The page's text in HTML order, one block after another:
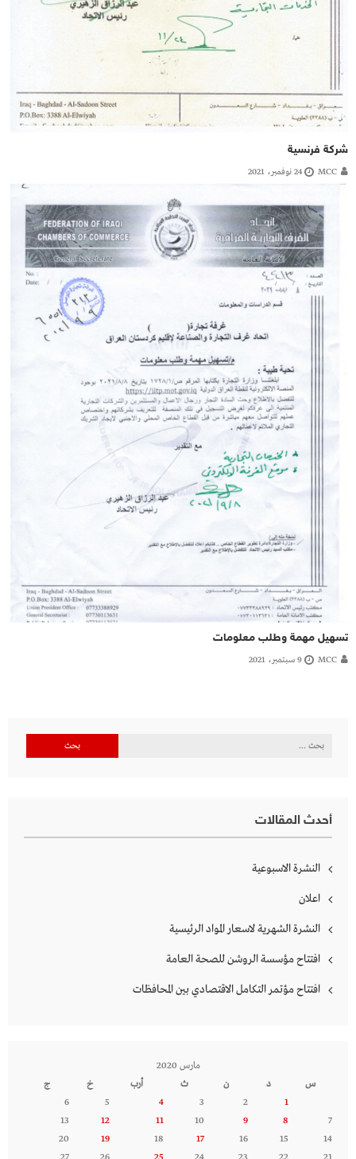
شركة فرنسية
MCC 24 نوفمبر، 2021
تسهيل مهمة وطلب معلومات
MCC 9 سبتمبر، 2021
البحث
أحدث المقالات
النشرة الاسبوعية
اعلان
النشرة الشهرية لاسعار المواد الرئيسية
افتتاح مؤسسة الروشن للصحة العامة
افتتاح مؤتمر التكامل الاقتصادي بين المحافظات
مارس 2020
س
د ن ث أرب خ
ج
1
2
3
4
5
6
7
8
9
10
11
12
13
14
15
16
17
18
19
20